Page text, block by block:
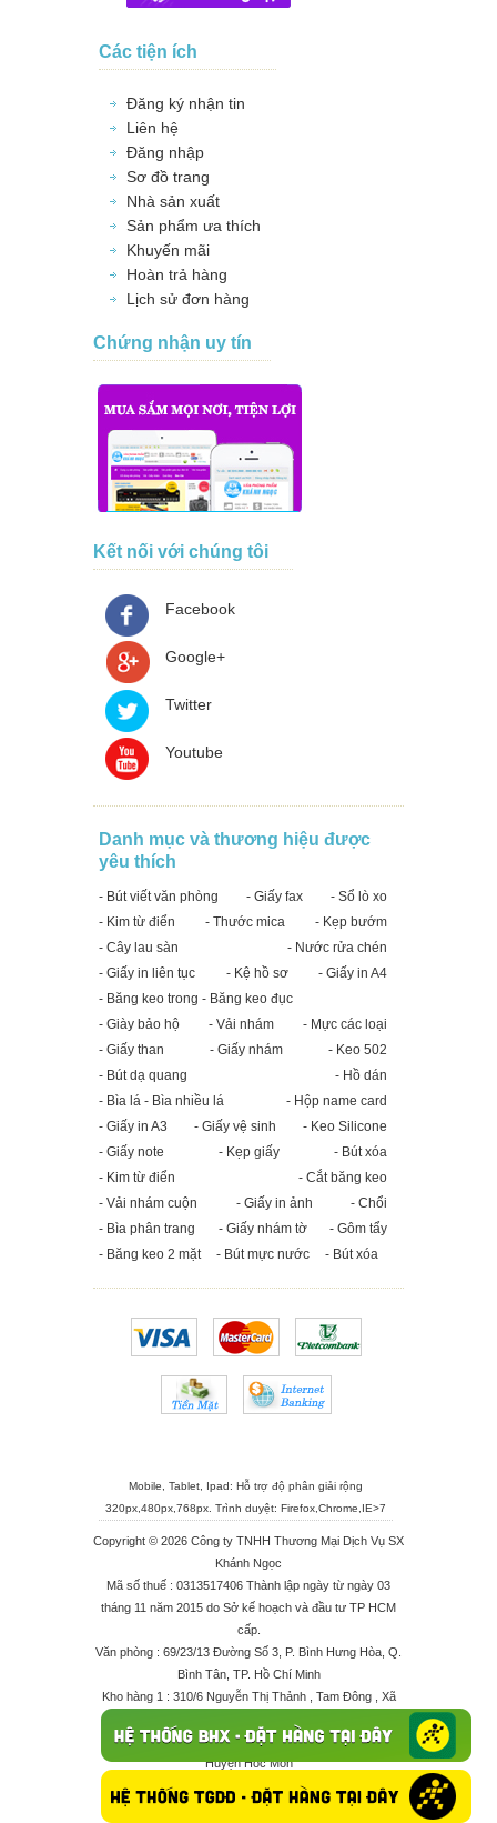
Các tiện ích
Đăng ký nhận tin
Liên hệ
Đăng nhập
Sơ đồ trang
Nhà sản xuất
Sản phẩm ưa thích
Khuyến mãi
Hoàn trả hàng
Lịch sử đơn hàng
Chứng nhận uy tín
Kết nối với chúng tôi
Facebook
Google+
Twitter
Youtube
Danh mục và thương hiệu được
yêu thích
- Bút viết văn phòng - Giấy fax
- Sổ lò xo
- Kim từ điển
- Thước mica
- Kẹp bướm
- Cây lau sàn
- Nước rửa chén
- Giấy in liên tục
- Kệ hồ sơ
- Giấy in A4
- Băng keo trong - Băng keo đục
- Giày bảo hộ
- Vải nhám
- Mực các loại
- Giấy than
- Giấy nhám
- Keo 502
- Bút dạ quang
- Hồ dán
- Bìa lá - Bìa nhiều lá
- Hộp name card
- Giấy in A3
- Giấy vệ sinh
- Keo Silicone
- Giấy note
- Kẹp giấy
- Bút xóa
- Kim từ điển
- Cắt băng keo
- Vải nhám cuộn
- Giấy in ảnh
- Chổi
- Bìa phân trang
- Giấy nhám tờ
- Gôm tẩy
- Băng keo 2 mặt
- Bút mực nước - Bút xóa
Mobile, Tablet, Ipad: Hỗ trợ độ phân giải rộng
320px,480px,768px. Trình duyệt: Firefox,Chrome,IE>7
Copyright © 2026 Công ty TNHH Thương Mại Dịch Vụ SX
Khánh Ngọc
Mã số thuế : 0313517406 Thành lập ngày từ ngày 03
tháng 11 năm 2015 do Sở kế hoạch và đầu tư TP HCM
cấp.
Văn phòng : 69/23/13 Đường Số 3, P. Bình Hưng Hòa, Q.
Bình Tân, TP. Hồ Chí Minh
Kho hàng 1 : 310/6 Nguyễn Thị Thảnh , Tam Đông , Xã
Kho hàng 2 : 68/2X Ấp Đông 1 , Xã Thới Tam Thôn ,
Huyện Hóc Môn
Điện thoại : 028 625 66506 - 0909 682 189 - 082 7158
413 - 096 298 10 17 - 0961 208 617